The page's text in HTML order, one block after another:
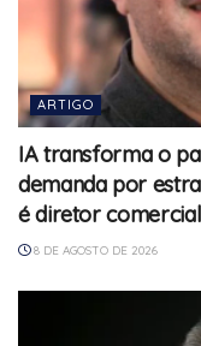
ARTIGO
IA transforma o
demanda por
é diretor
8 DE AGOSTO DE 2026